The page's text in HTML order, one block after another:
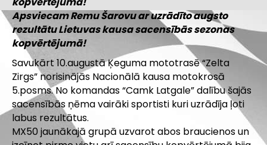
Apsviecam Remu Šarovu ar uzrādīto augsto
rezultātu Lietuvas kausa sacensībās sezonas
kopvērtējumā!
Savukārt 10.augustā Ķeguma mototrasē “Zelta
Zirgs” norisinājās Nacionālā kausa motokrosā
5.posms. No komandas “Camk Latgale” dalību šajās
sacensībās ņēma vairāki sportisti kuri uzrādīja ļoti
labus rezultātus.
MX50 jaunākajā grupā uzvarot abos braucienos un